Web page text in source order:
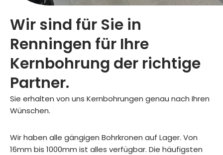
Wir sind für Sie in
Renningen für Ihre
Kernbohrung der richtige
Partner.
Sie erhalten von uns Kernbohrungen genau nach Ihren
Wünschen.
Wir haben alle gängigen Bohrkronen auf Lager. Von
16mm bis 1000mm ist alles verfügbar. Die häufigsten